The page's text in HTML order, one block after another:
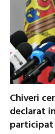
Chiveri
declarat